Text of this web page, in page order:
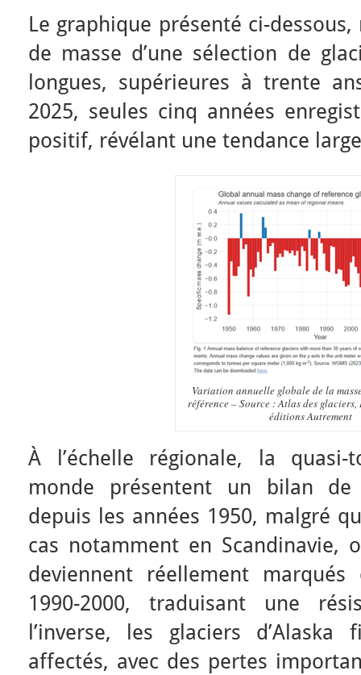
Le graphique présenté ci-
de masse d’une sélection de
longues, supérieures à trente
2025, seules cinq années
positif, révélant une tendance
Variation annuelle globale de la
référence – Source : Atlas des
éditions Autrement
À l’échelle régionale, la
monde présentent un bilan de
depuis les années 1950, malgré
cas notamment en Scandinavie,
deviennent réellement marqués
1990-2000, traduisant une
l’inverse, les glaciers
affectés, avec des pertes